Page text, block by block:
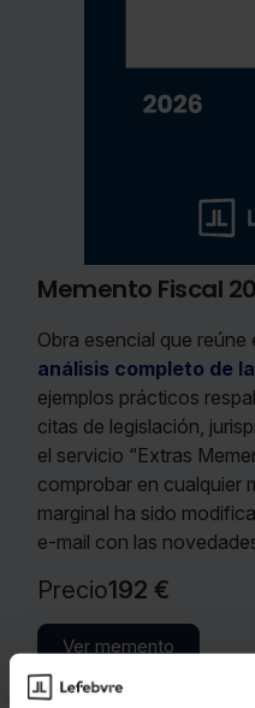
Memento Fiscal
Obra esencial que
análisis completo de
ejemplos prácticos
citas de legislación,
el servicio “Extras
comprobar en cualquier
marginal ha sido
e-mail con las
Precio192 €
Ver memento